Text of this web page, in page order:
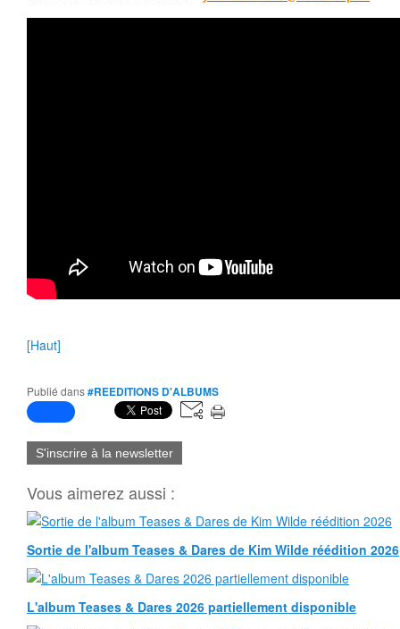
[Haut]
Publié dans#REEDITIONS D'ALBUMS
S'inscrire à la newsletter
Vous aimerez aussi :
Sortie de l'album Teases & Dares de Kim Wilde réédition 2026
L'album Teases & Dares 2026 partiellement disponible